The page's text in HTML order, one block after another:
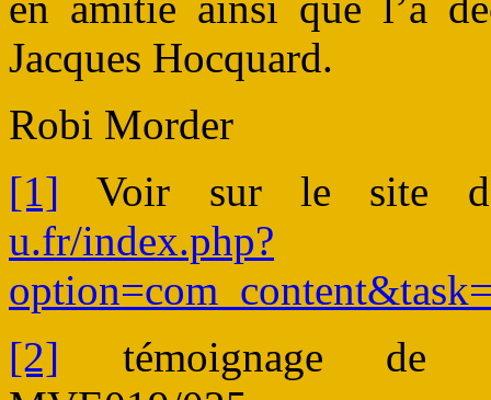
Jacques Hocquard.
Robi Morder
[1] Voir sur le site
u.fr/index.php?
[2] témoignage de